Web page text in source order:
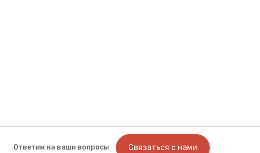
Ответим на ваши вопросы Связаться с нами